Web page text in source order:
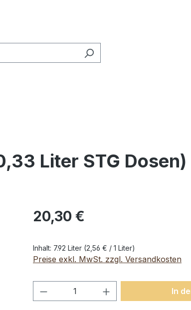
Liter STG Dosen)
20,30 €
Inhalt: 7.92 Liter (2,56 € / 1 Liter)
Preise exkl. MwSt. zzgl. Versandkosten
Produkt Anzahl: Gib den
In